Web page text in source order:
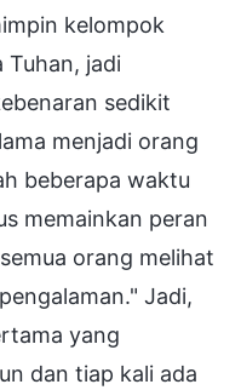
kelompok
Tuhan, jadi
sedikit
menjadi orang
beberapa waktu
memainkan peran
orang melihat
Jadi,
yang
dan tiap kali ada